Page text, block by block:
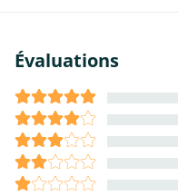
Évaluations